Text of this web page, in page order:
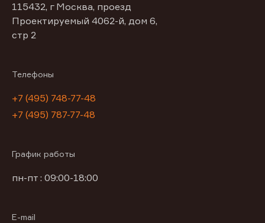
115432, г Москва, проезд
Проектируемый 4062-й, дом 6,
стр 2
Телефоны
+7 (495) 748-77-48
+7 (495) 787-77-48
График работы
пн-пт : 09:00-18:00
E-mail